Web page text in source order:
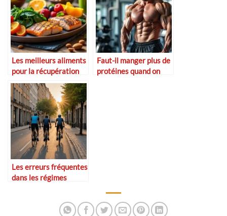
Les meilleurs aliments
pour la récupération
Faut-il manger plus de
protéines quand on
Les erreurs fréquentes
dans les régimes